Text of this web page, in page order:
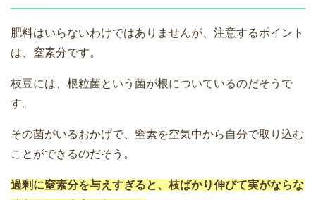
肥料はいらないわけではありませんが、注意するポイント
は、窒素分です。
枝豆には、根粒菌という菌が根についているのだそうで
す。
その菌がいるおかげで、窒素を空気中から自分で取り込む
ことができるのだそう。
過剰に窒素分を与えすぎると、枝ばかり伸びて実がならな